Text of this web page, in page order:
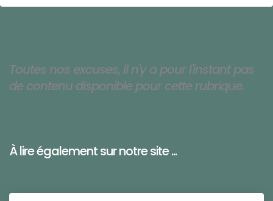
Toutes nos excuses, il n'y a pour l'instant pas
de contenu disponible pour cette rubrique.
À lire également sur notre site ...